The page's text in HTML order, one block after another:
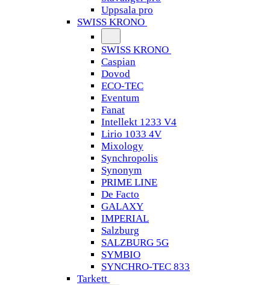
Uppsala pro
SWISS KRONO
SWISS KRONO
Caspian
Dovod
ECO-TEC
Eventum
Fanat
Intellekt 1233 V4
Lirio 1033 4V
Mixology
Synchropolis
Synonym
PRIME LINE
De Facto
GALAXY
IMPERIAL
Salzburg
SALZBURG 5G
SYMBIO
SYNCHRO-TEC 833
Tarkett